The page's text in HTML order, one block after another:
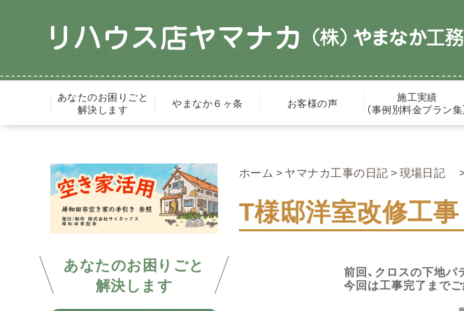
あなたのお困りごと
解決します
やまなか６ヶ条 お客様の声
施工実績
（事例別料金プラン集
あなたのお困りごと
解決します
ホーム ヤマナカ工事の日記 現場日記
T様邸洋室改修工
前回、クロスの下地パ
今回は工事完了までご